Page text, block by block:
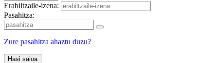
Erabiltzaile-izena:
Pasahitza:
Zure pasahitza ahaztu duzu?
Hasi saioa